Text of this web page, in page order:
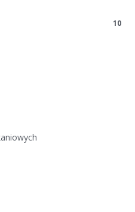
10